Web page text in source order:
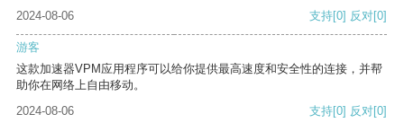
2024-08-06
支持[0] 反对[0]
游客
这款加速器VPM应用程序可以给你提供最高速度和安全性的连接，并帮
助你在网络上自由移动。
2024-08-06
支持[0] 反对[0]